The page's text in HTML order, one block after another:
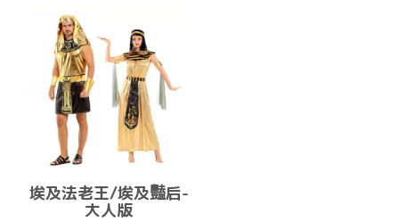
埃及法老王/埃及豔后-
大人版